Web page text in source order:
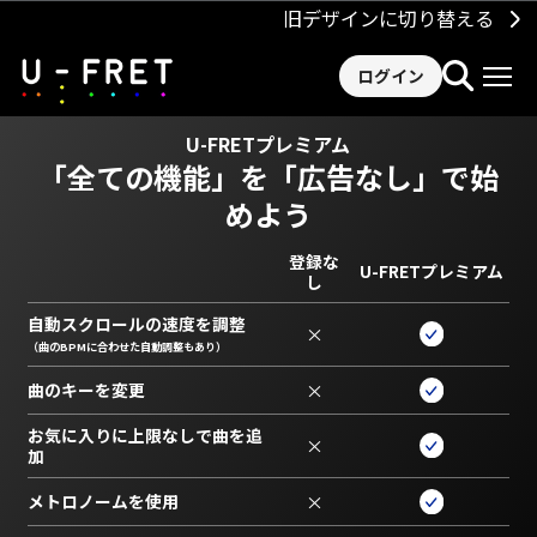
旧デザインに切り替える
ログイン
U-FRETプレミアム
「全ての機能」を 「広告なし」で始
めよう
登録な
し
U-FRETプレミアム
自動スクロールの速度を調整
（曲のBPMに合わせた自動調整もあり） ×
曲のキーを変更 ×
お気に入りに上限なしで曲を追
加
×
メトロノームを使用 ×